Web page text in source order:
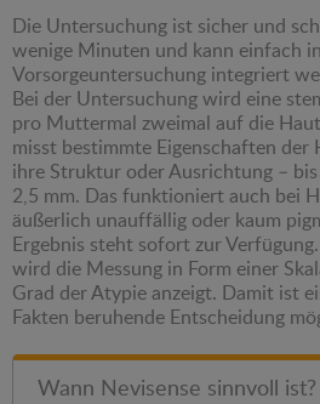
Die Untersuchung ist sicher und
wenige Minuten und kann einfach
Vorsorgeuntersuchung integriert
Bei der Untersuchung wird eine
pro Muttermal zweimal auf die
misst bestimmte Eigenschaften der
ihre Struktur oder Ausrichtung –
2,5 mm. Das funktioniert auch bei
äußerlich unauffällig oder kaum
Ergebnis steht sofort zur
wird die Messung in Form einer
Grad der Atypie anzeigt. Damit ist
Fakten beruhende Entscheidung
Wann Nevisense sinnvoll ist?